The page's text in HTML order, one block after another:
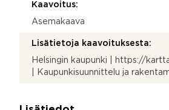
Kaavoitus:
Asemakaava
Lisätietoja kaavoituksesta:
Helsingin kaupunki | https://
| Kaupunkisuunnittelu ja